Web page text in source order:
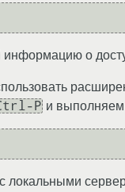
информацию о
P и